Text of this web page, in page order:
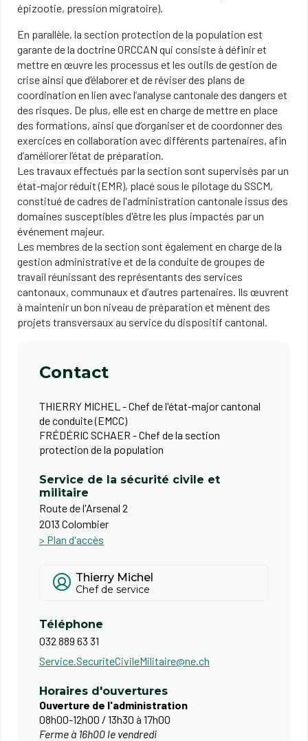
épizootie, pression migratoire).
En parallèle, la section protection de la population est
garante de la doctrine ORCCAN qui consiste à définir et
mettre en œuvre les processus et les outils de gestion de
crise ainsi que d’élaborer et de réviser des plans de
coordination en lien avec l’analyse cantonale des dangers et
des risques. De plus, elle est en charge de mettre en place
des formations, ainsi que d’organiser et de coordonner des
exercices en collaboration avec différents partenaires, afin
d’améliorer l’état de préparation.
Les travaux effectués par la section sont supervisés par un
état-major réduit (EMR), placé sous le pilotage du SSCM,
constitué de cadres de l'administration cantonale issus des
domaines susceptibles d'être les plus impactés par un
événement majeur.
Les membres de la section sont également en charge de la
gestion administrative et de la conduite de groupes de
travail réunissant des représentants des services
cantonaux, communaux et d’autres partenaires. Ils œuvrent
à maintenir un bon niveau de préparation et mènent des
projets transversaux au service du dispositif cantonal.
Contact
THIERRY MICHEL - Chef de l'état-major cantonal
de conduite (EMCC)
FRÉDÉRIC SCHAER - Chef de la section
protection de la population
Service de la sécurité civile et
militaire
Route de l'Arsenal 2
2013 Colombier
> Plan d'accès
Thierry Michel
Chef de service
Téléphone
032 889 63 31
Service.SecuriteCivileMilitaire@ne.ch
Horaires d'ouvertures
Ouverture de l'administration
08h00-12h00 / 13h30 à 17h00
Ferme à 16h00 le vendredi